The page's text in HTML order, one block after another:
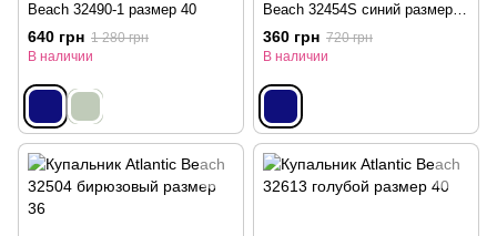
Beach 32490-1 размер 40
640 грн 1 280 грн
В наличии
Beach 32454S синий размер
36
360 грн 720 грн
В наличии